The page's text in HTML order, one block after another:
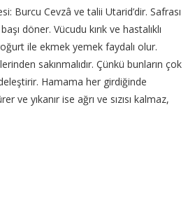
Burcu Cevzâ ve talii Utarid’dir. Safrası
döner. Vücudu kırık ve hastalıklı
ile ekmek yemek faydalı olur.
sakınmalıdır. Çünkü bunların çok
Hamama her girdiğinde
ve yıkanır ise ağrı ve sızısı kalmaz,